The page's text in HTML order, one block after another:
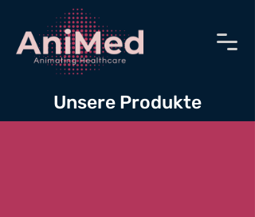
Unsere Produkte